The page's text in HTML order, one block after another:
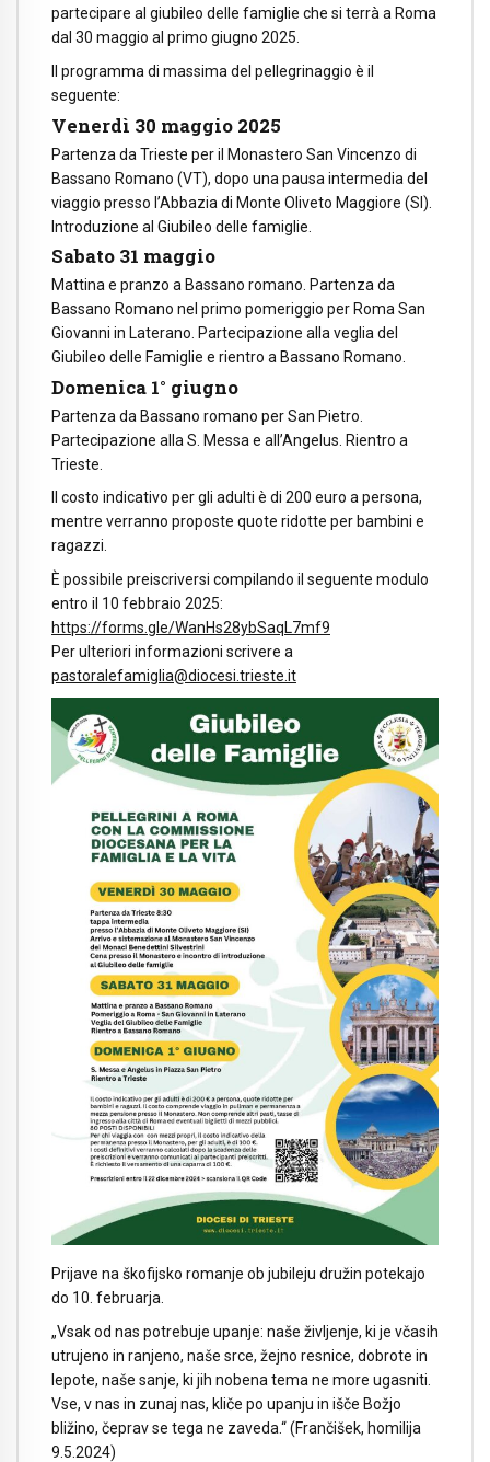
partecipare al giubileo delle famiglie che si terrà a Roma
dal 30 maggio al primo giugno 2025.
Il programma di massima del pellegrinaggio è il
seguente:
Venerdì 30 maggio 2025
Partenza da Trieste per il Monastero San Vincenzo di
Bassano Romano (VT), dopo una pausa intermedia del
viaggio presso l’Abbazia di Monte Oliveto Maggiore (SI).
Introduzione al Giubileo delle famiglie.
Sabato 31 maggio
Mattina e pranzo a Bassano romano. Partenza da
Bassano Romano nel primo pomeriggio per Roma San
Giovanni in Laterano. Partecipazione alla veglia del
Giubileo delle Famiglie e rientro a Bassano Romano.
Domenica 1° giugno
Partenza da Bassano romano per San Pietro.
Partecipazione alla S. Messa e all’Angelus. Rientro a
Trieste.
Il costo indicativo per gli adulti è di 200 euro a persona,
mentre verranno proposte quote ridotte per bambini e
ragazzi.
È possibile preiscriversi compilando il seguente modulo
entro il 10 febbraio 2025:
https://forms.gle/WanHs28ybSaqL7mf9
Per ulteriori informazioni scrivere a
pastoralefamiglia@diocesi.trieste.it
Prijave na škofijsko romanje ob jubileju družin potekajo
do 10. februarja.
„Vsak od nas potrebuje upanje: naše življenje, ki je včasih
utrujeno in ranjeno, naše srce, žejno resnice, dobrote in
lepote, naše sanje, ki jih nobena tema ne more ugasniti.
Vse, v nas in zunaj nas, kliče po upanju in išče Božjo
bližino, čeprav se tega ne zaveda.“ (Frančišek, homilija
9.5.2024)